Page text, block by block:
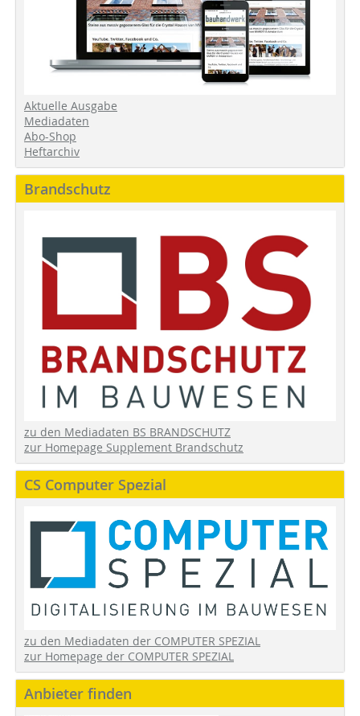
Aktuelle Ausgabe
Mediadaten
Abo-Shop
Heftarchiv
Brandschutz
zu den Mediadaten BS BRANDSCHUTZ
zur Homepage Supplement Brandschutz
CS Computer Spezial
zu den Mediadaten der COMPUTER SPEZIAL
zur Homepage der COMPUTER SPEZIAL
Anbieter finden